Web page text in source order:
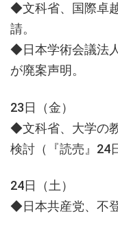
◆文科省、国際卓
請。
◆日本学術会議法
が廃案声明。
23日（金）
◆文科省、大学の
検討（『読売』24
24日（土）
◆日本共産党、不